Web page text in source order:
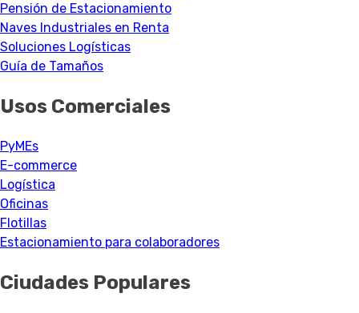
Pensión de Estacionamiento
Naves Industriales en Renta
Soluciones Logísticas
Guía de Tamaños
Usos Comerciales
PyMEs
E-commerce
Logística
Oficinas
Flotillas
Estacionamiento para colaboradores
Ciudades Populares